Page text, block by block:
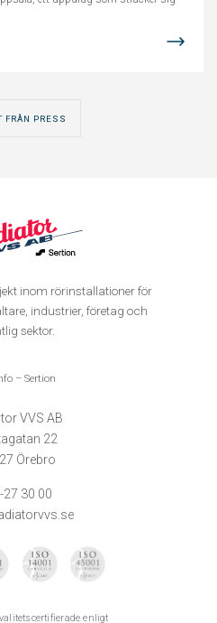
FRÅN PRESS
inom rörinstallationer för
industrier, företag och
sektor.
– Sertion
VVS AB
22
Örebro
27 30 00
enligt